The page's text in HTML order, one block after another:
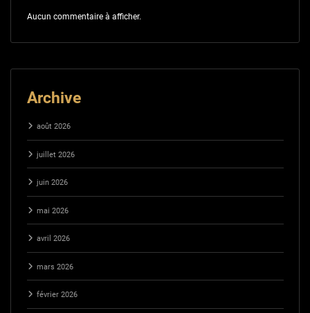
Aucun commentaire à afficher.
Archive
août 2026
juillet 2026
juin 2026
mai 2026
avril 2026
mars 2026
février 2026